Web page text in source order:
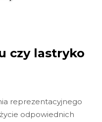
czy lastryko
reprezentacyjnego
odpowiednich